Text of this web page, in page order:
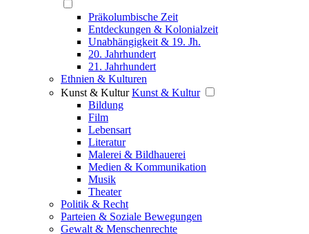
Präkolumbische Zeit
Entdeckungen & Kolonialzeit
Unabhängigkeit & 19. Jh.
20. Jahrhundert
21. Jahrhundert
Ethnien & Kulturen
Kunst & Kultur Kunst & Kultur
Bildung
Film
Lebensart
Literatur
Malerei & Bildhauerei
Medien & Kommunikation
Musik
Theater
Politik & Recht
Parteien & Soziale Bewegungen
Gewalt & Menschenrechte